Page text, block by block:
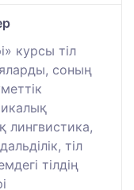
курсы тіл
соның
лингвистика,
тіл
тілдің